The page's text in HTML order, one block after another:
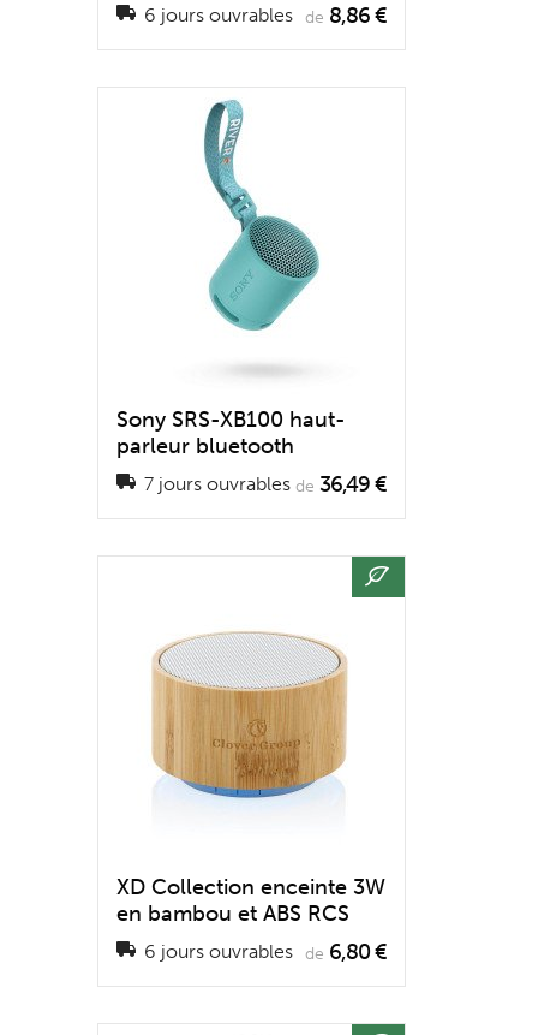
6 jours ouvrables de 8,86 €
Sony SRS-XB100 haut-
parleur bluetooth
7 jours ouvrables de 36,49 €
XD Collection enceinte 3W
en bambou et ABS RCS
6 jours ouvrables de 6,80 €